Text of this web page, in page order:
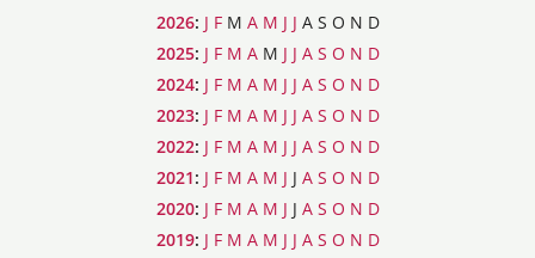
2026: J F M A M J J A S O N D
2025: J F M A M J J A S O N D
2024: J F M A M J J A S O N D
2023: J F M A M J J A S O N D
2022: J F M A M J J A S O N D
2021: J F M A M J J A S O N D
2020: J F M A M J J A S O N D
2019: J F M A M J J A S O N D